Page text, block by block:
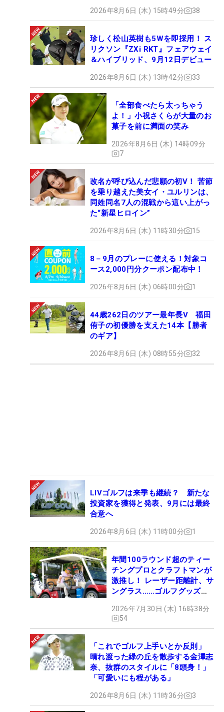
2026年8月6日 (木) 15時49分 38
珍しく松山英樹も5Wを即採用！ ス
リクソン『ZXi RKT』フェアウェイ
＆ハイブリッド、9月12日デビュー
2026年8月6日 (木) 13時42分 33
「全部食べたら太っちゃう
よ！」小祝さくらが大量のお
菓子を前に満面の笑み
2026年8月6日 (木) 14時09分
7
改名が呼び込んだ悲願の初V！ 苦節
を乗り越えた美女イ・ユルリンは、
同姓同名7人の混戦から這い上がっ
た“新星ヒロイン”
2026年8月6日 (木) 11時30分 15
8－9月のプレーに使える！対象コ
ース2,000円分クーポン配布中！
2026年8月6日 (木) 06時00分 1
44歳262日のツアー最年長V 福田
侑子の初優勝を支えた14本【勝者
のギア】
2026年8月6日 (木) 08時55分 32
LIVゴルフは来季も継続？ 新たな
投資家を獲得と発表、9月には最終
合意へ
2026年8月6日 (木) 11時00分 1
年間100ラウンド超のティー
チングプロとクラフトマンが
激推し！ レーザー距離計、サ
ングラス……ゴルフグッズマ
2026年7月30日 (木) 16時38分
54
「これでゴルフ上手いとか反則」
晴れ渡った緑の丘を散歩する金澤志
奈、抜群のスタイルに「8頭身！」
「可愛いにも程がある」
2026年8月6日 (木) 11時36分 3